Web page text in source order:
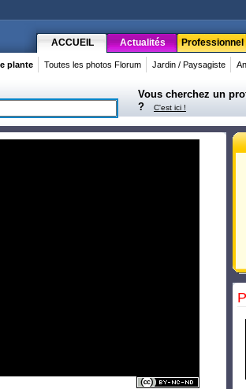
ACCUEIL Actualités Professionnel
plante Toutes les photos Florum Jardin / Paysagiste
Vous cherchez un
?
C'est ici !